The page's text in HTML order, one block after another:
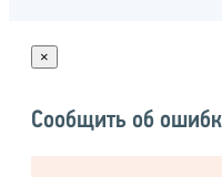
×
Сообщить об